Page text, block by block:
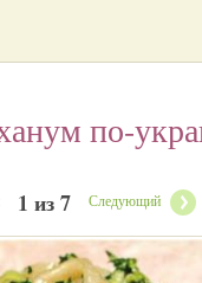
по-
1 из 7 Следующий